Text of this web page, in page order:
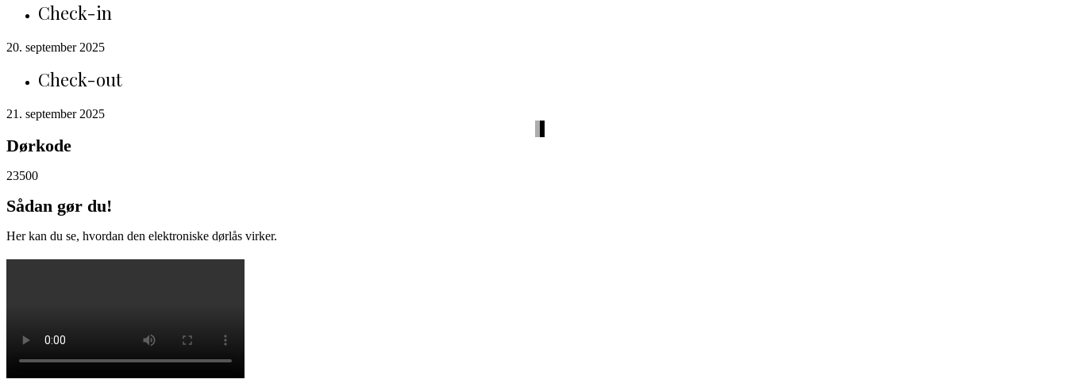
Check-in
20. september 2025
Check-out
21. september 2025
Dørkode
23500
Sådan gør du!
Her kan du se, hvordan den elektroniske dørlås virker.